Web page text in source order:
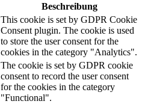
Beschreibung
This cookie is set by GDPR Cookie
Consent plugin. The cookie is used
to store the user consent for the
cookies in the category "Analytics".
The cookie is set by GDPR cookie
consent to record the user consent
for the cookies in the category
"Functional".